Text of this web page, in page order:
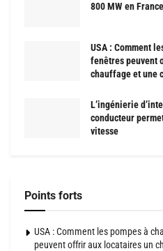
800 MW en France
USA : Comment
fenêtres peuvent
chauffage et une
L’ingénierie
conducteur
vitesse
Points forts
USA : Comment les pompes à
peuvent offrir aux locataires un